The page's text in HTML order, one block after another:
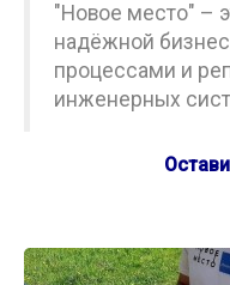
"Новое место" –
надёжной
процессами и
инженерных